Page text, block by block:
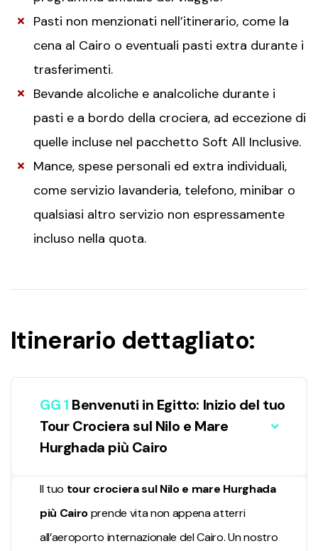
Pasti non menzionati nell’itinerario, come la
cena al Cairo o eventuali pasti extra durante i
trasferimenti.
Bevande alcoliche e analcoliche durante i
pasti e a bordo della crociera, ad eccezione di
quelle incluse nel pacchetto Soft All Inclusive.
Mance, spese personali ed extra individuali,
come servizio lavanderia, telefono, minibar o
qualsiasi altro servizio non espressamente
incluso nella quota.
Itinerario dettagliato:
GG 1 Benvenuti in Egitto: Inizio del tuo
Tour Crociera sul Nilo e Mare
Hurghada più Cairo
Il tuo tour crociera sul Nilo e mare Hurghada
più Cairoprende vita non appena atterri
all’aeroporto internazionale del Cairo. Un nostro